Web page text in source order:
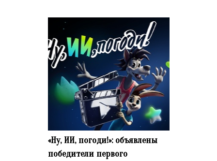
«Ну, ИИ, погоди!»: объявлены
победители первого